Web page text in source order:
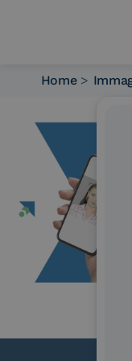
Cosa facciamo
Piattaforme
Industry
News e Media
Contattaci
Home >